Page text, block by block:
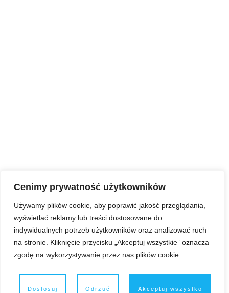
Cenimy prywatność użytkowników
Używamy plików cookie, aby poprawić jakość przeglądania,
wyświetlać reklamy lub treści dostosowane do
indywidualnych potrzeb użytkowników oraz analizować ruch
na stronie. Kliknięcie przycisku „Akceptuj wszystkie” oznacza
zgodę na wykorzystywanie przez nas plików cookie.
Dostosuj Odrzuć Akceptuj wszystko